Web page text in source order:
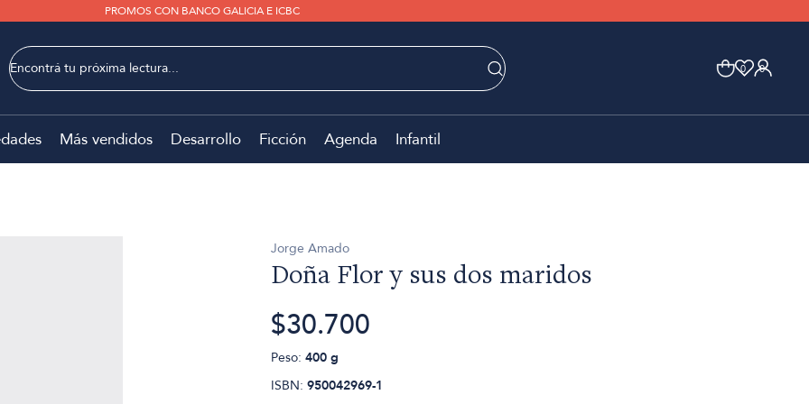
PROMOS CON BANCO GALICIA E ICBC
0 0
Más vendidos Desarrollo Ficción Agenda Infantil
Jorge Amado
Doña Flor y sus dos maridos
$30.700
Peso: 400 g
ISBN: 950042969-1